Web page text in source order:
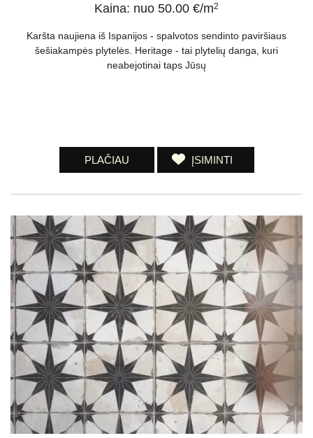
Kaina: nuo 50.00 €/m2
Karšta naujiena iš Ispanijos - spalvotos sendinto paviršiaus
šešiakampės plytelės. Heritage - tai plytelių danga, kuri
neabejotinai taps Jūsų
PLAČIAU ĮSIMINTI